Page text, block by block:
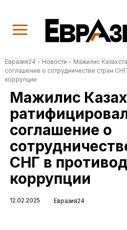
Евразия24 Новости
Мажилис
соглашение о сотрудничестве стран
коррупции
Мажилис
соглашение о
СНГ в
коррупции
12.02.2025 Евразия24